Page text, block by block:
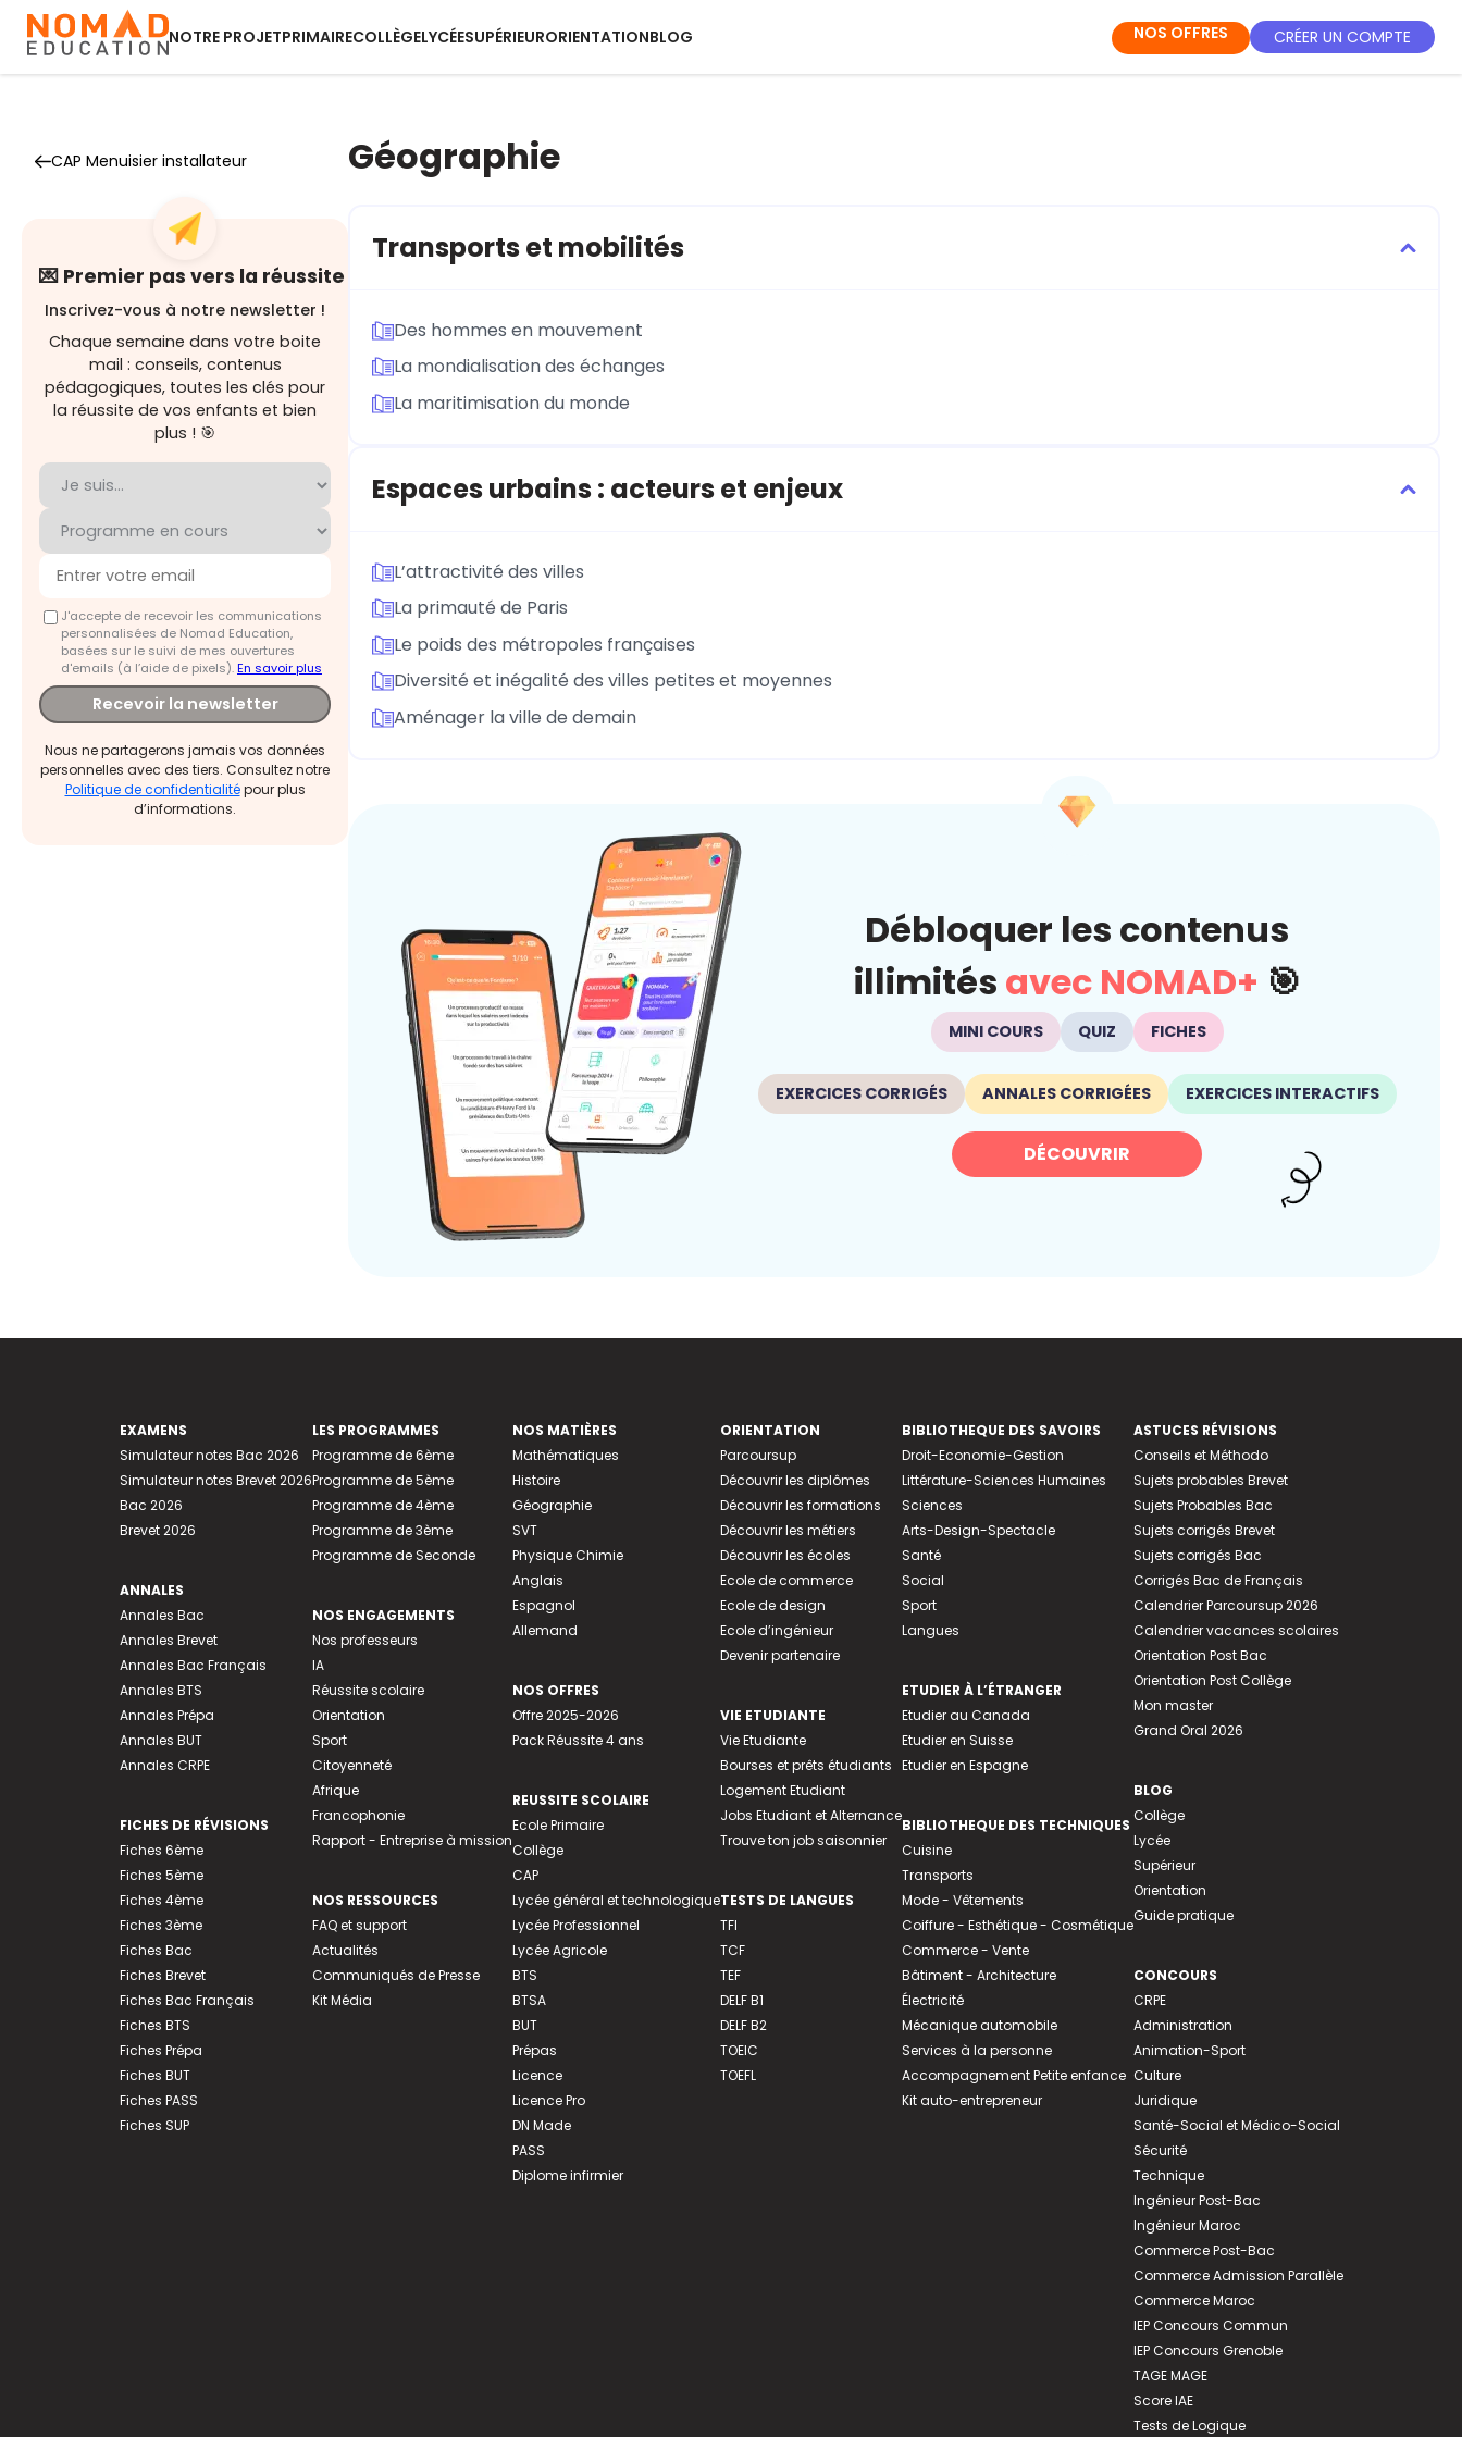
NOTRE PROJETPRIMAIRECOLLÈGELYCÉESUPÉRIEURORIENTATIONBLOG NOS OFFRES CRÉER UN COMPTE
CAP Menuisier installateur
💌 Premier pas vers la réussite
Inscrivez-vous à notre newsletter !
Chaque semaine dans votre boite
mail : conseils, contenus
pédagogiques, toutes les clés pour
la réussite de vos enfants et bien
plus ! 🎯
J'accepte de recevoir les communications
personnalisées de Nomad Education,
basées sur le suivi de mes ouvertures
d'emails (à l’aide de pixels).En savoir plus
Recevoir la newsletter
Nous ne partagerons jamais vos données
personnelles avec des tiers. Consultez notre
Politique de confidentialitépour plus
d’informations.
Géographie
Transports et mobilités
Des hommes en mouvement
La mondialisation des échanges
La maritimisation du monde
Espaces urbains : acteurs et enjeux
L’attractivité des villes
La primauté de Paris
Le poids des métropoles françaises
Diversité et inégalité des villes petites et moyennes
Aménager la ville de demain
Débloquer les contenus
illimités avec NOMAD+ 🎯
MINI COURS QUIZ FICHES
EXERCICES CORRIGÉS ANNALES CORRIGÉES EXERCICES INTERACTIFS
DÉCOUVRIR
EXAMENS
Simulateur notes Bac 2026
Simulateur notes Brevet 2026
Bac 2026
Brevet 2026
ANNALES
Annales Bac
Annales Brevet
Annales Bac Français
Annales BTS
Annales Prépa
Annales BUT
Annales CRPE
FICHES DE RÉVISIONS
Fiches 6ème
Fiches 5ème
Fiches 4ème
Fiches 3ème
Fiches Bac
Fiches Brevet
Fiches Bac Français
Fiches BTS
Fiches Prépa
Fiches BUT
Fiches PASS
Fiches SUP
LES PROGRAMMES
Programme de 6ème
Programme de 5ème
Programme de 4ème
Programme de 3ème
Programme de Seconde
NOS ENGAGEMENTS
Nos professeurs
IA
Réussite scolaire
Orientation
Sport
Citoyenneté
Afrique
Francophonie
Rapport - Entreprise à mission
NOS RESSOURCES
FAQ et support
Actualités
Communiqués de Presse
Kit Média
NOS MATIÈRES
Mathématiques
Histoire
Géographie
SVT
Physique Chimie
Anglais
Espagnol
Allemand
NOS OFFRES
Offre 2025-2026
Pack Réussite 4 ans
REUSSITE SCOLAIRE
Ecole Primaire
Collège
CAP
Lycée général et technologique
Lycée Professionnel
Lycée Agricole
BTS
BTSA
BUT
Prépas
Licence
Licence Pro
DN Made
PASS
Diplome infirmier
ORIENTATION
Parcoursup
Découvrir les diplômes
Découvrir les formations
Découvrir les métiers
Découvrir les écoles
Ecole de commerce
Ecole de design
Ecole d’ingénieur
Devenir partenaire
VIE ETUDIANTE
Vie Etudiante
Bourses et prêts étudiants
Logement Etudiant
Jobs Etudiant et Alternance
Trouve ton job saisonnier
TESTS DE LANGUES
TFI
TCF
TEF
DELF B1
DELF B2
TOEIC
TOEFL
BIBLIOTHEQUE DES SAVOIRS
Droit-Economie-Gestion
Littérature-Sciences Humaines
Sciences
Arts-Design-Spectacle
Santé
Social
Sport
Langues
ETUDIER À L’ÉTRANGER
Etudier au Canada
Etudier en Suisse
Etudier en Espagne
BIBLIOTHEQUE DES TECHNIQUES
Cuisine
Transports
Mode - Vêtements
Coiffure - Esthétique - Cosmétique
Commerce - Vente
Bâtiment - Architecture
Électricité
Mécanique automobile
Services à la personne
Accompagnement Petite enfance
Kit auto-entrepreneur
ASTUCES RÉVISIONS
Conseils et Méthodo
Sujets probables Brevet
Sujets Probables Bac
Sujets corrigés Brevet
Sujets corrigés Bac
Corrigés Bac de Français
Calendrier Parcoursup 2026
Calendrier vacances scolaires
Orientation Post Bac
Orientation Post Collège
Mon master
Grand Oral 2026
BLOG
Collège
Lycée
Supérieur
Orientation
Guide pratique
CONCOURS
CRPE
Administration
Animation-Sport
Culture
Juridique
Santé-Social et Médico-Social
Sécurité
Technique
Ingénieur Post-Bac
Ingénieur Maroc
Commerce Post-Bac
Commerce Admission Parallèle
Commerce Maroc
IEP Concours Commun
IEP Concours Grenoble
TAGE MAGE
Score IAE
Tests de Logique